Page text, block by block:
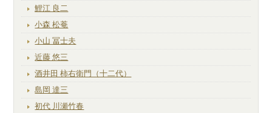
鯉江 良二
小森 松菴
小山 冨士夫
近藤 悠三
酒井田 柿右衛門（十二代）
島岡 達三
初代 川瀬竹春